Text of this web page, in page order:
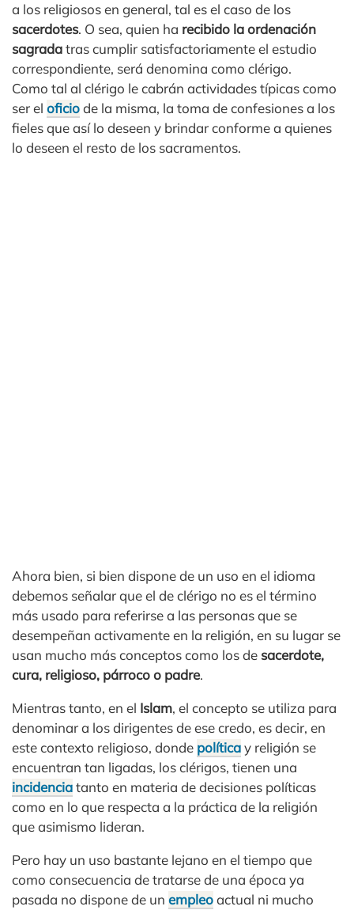
a los religiosos en general, tal es el caso de los
sacerdotes. O sea, quien ha recibido la ordenación
sagradatras cumplir satisfactoriamente el estudio
correspondiente, será denomina como clérigo.
Como tal al clérigo le cabrán actividades típicas como
ser el oficiode la misma, la toma de confesiones a los
fieles que así lo deseen y brindar conforme a quienes
lo deseen el resto de los sacramentos.
Ahora bien, si bien dispone de un uso en el idioma
debemos señalar que el de clérigo no es el término
más usado para referirse a las personas que se
desempeñan activamente en la religión, en su lugar se
usan mucho más conceptos como los de sacerdote,
cura, religioso, párroco o padre.
Mientras tanto, en el Islam, el concepto se utiliza para
denominar a los dirigentes de ese credo, es decir, en
este contexto religioso, donde políticay religión se
encuentran tan ligadas, los clérigos, tienen una
incidenciatanto en materia de decisiones políticas
como en lo que respecta a la práctica de la religión
que asimismo lideran.
Pero hay un uso bastante lejano en el tiempo que
como consecuencia de tratarse de una época ya
pasada no dispone de un empleoactual ni mucho